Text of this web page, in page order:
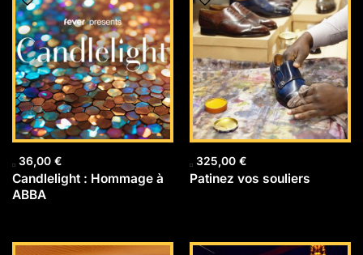
36,00 €
Candlelight : Hommage à
ABBA
325,00 €
Patinez vos souliers